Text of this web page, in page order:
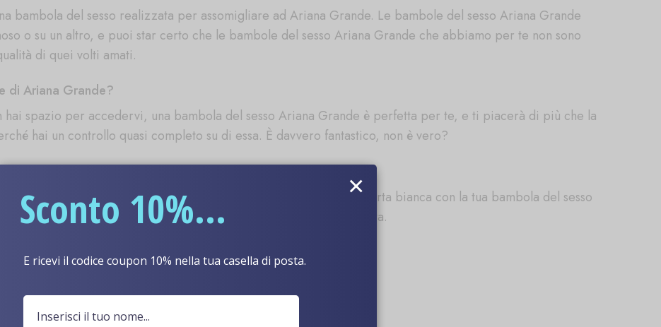
bambola del sesso realizzata per assomigliare ad Ariana Grande. Le bambole del sesso Ariana Grande
o su un altro, e puoi star certo che le bambole del sesso Ariana Grande che abbiamo per te non sono
di quei volti amati.
di Ariana Grande?
hai spazio per accedervi, una bambola del sesso Ariana Grande è perfetta per te, e ti piacerà di più che la
hai un controllo quasi completo su di essa. È davvero fantastico, non è vero?
Grande?
come se stessi scopando Ariana Grande in persona. Puoi avere carta bianca con la tua bambola del sesso
ti darà gioia, perché la tua bambola dell'amore lo prenderà e basta.
Sconto 10%...
E ricevi il codice coupon 10% nella tua casella di posta.
×